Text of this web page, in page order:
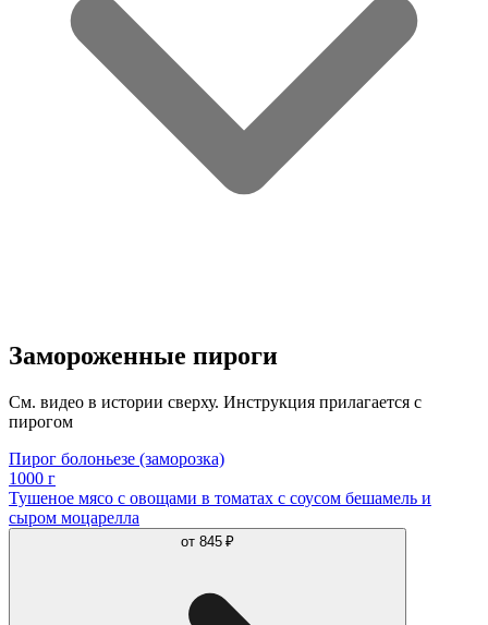
Замороженные пироги
См. видео в истории сверху. Инструкция прилагается с
пирогом
Пирог болоньезе (заморозка)
1000 г
Тушеное мясо с овощами в томатах с соусом бешамель и
сыром моцарелла
от 845 ₽